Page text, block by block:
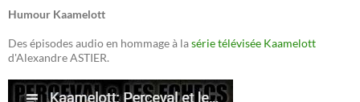
Humour Kaamelott
Des épisodes audio en hommage à lasérie télévisée Kaamelott
d'Alexandre ASTIER.